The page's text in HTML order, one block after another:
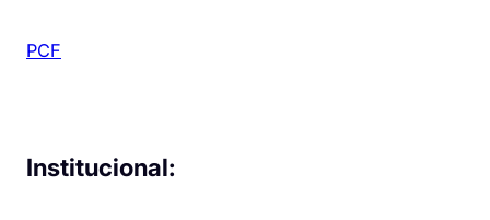
PCF
Institucional: